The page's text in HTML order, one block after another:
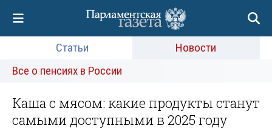
Статьи
Новости
Все о пенсиях в России
Каша с мясом: какие продукты станут
самыми доступными в 2025 году